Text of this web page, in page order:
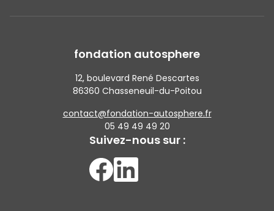
fondation autosphere
12, boulevard René Descartes
86360 Chasseneuil-du-Poitou
contact@fondation-autosphere.fr
05 49 49 49 20
Suivez-nous sur :